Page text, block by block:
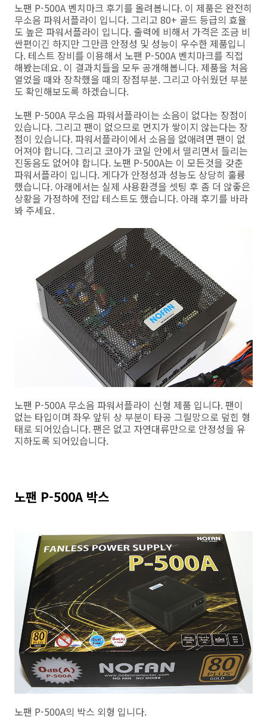
노팬 P-500A 벤치마크 후기를 올려봅니다. 이 제품은 완전히
무소음 파워서플라이 입니다. 그리고 80+ 골드 등급의 효율
도 높은 파워서플라이 입니다. 출력에 비해서 가격은 조금 비
싼편이긴 하지만 그만큼 안정성 및 성능이 우수한 제품입니
다. 테스트 장비를 이용해서 노팬 P-500A 벤치마크를 직접
해봤는데요. 이 결과치들을 모두 공개해봅니다. 제품을 처음
열었을 때와 장착했을 때의 장점부분. 그리고 아쉬웠던 부분
도 확인해보도록 하겠습니다.
노팬 P-500A 무소음 파워서플라이는 소음이 없다는 장점이
있습니다. 그리고 팬이 없으므로 먼지가 쌓이지 않는다는 장
점이 있습니다. 파워서플라이에서 소음을 없애려면 팬이 없
어져야 합니다. 그리고 코아가 코일 안에서 떨리면서 들리는
진동음도 없어야 합니다. 노팬 P-500A는 이 모든것을 갖춘
파워서플라이 입니다. 게다가 안정성과 성능도 상당히 훌륭
했습니다. 아래에서는 실제 사용환경을 셋팅 후 좀 더 않좋은
상황을 가정하에 전압 테스트도 했습니다. 아래 후기를 바라
봐 주세요.
노팬 P-500A 무소음 파워서플라이 신형 제품 입니다. 팬이
없는 타입이며 좌우 앞뒤 상 부분이 타공 그릴망으로 덮힌 형
태로 되어있습니다. 팬은 없고 자연대류만으로 안정성을 유
지하도록 되어있습니다.
노팬 P-500A 박스
노팬 P-500A의 박스 외형 입니다.